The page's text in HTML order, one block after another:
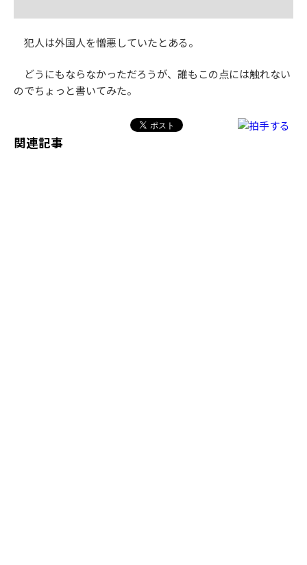
犯人は外国人を憎悪していたとある。
どうにもならなかっただろうが、誰もこの点には触れない
のでちょっと書いてみた。
関連記事